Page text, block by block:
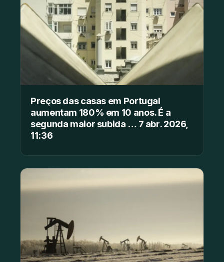
Preços das casas em Portugal
aumentam 180% em 10 anos. É a
segunda maior subida … 7 abr. 2026,
11:36